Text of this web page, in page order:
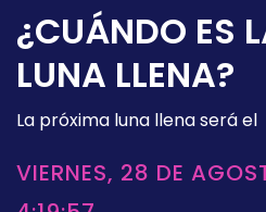
¿CUÁNDO ES
LUNA LLENA?
La próxima luna llena será el
VIERNES, 28 DE